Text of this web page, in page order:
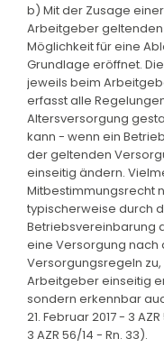
b) Mit der Zusage
Arbeitgeber
Möglichkeit für eine
Grundlage eröffnet.
jeweils beim
erfasst alle
Altersversorgung
kann - wenn ein
der geltenden
einseitig ändern.
Mitbestimmungsrecht
typischerweise durch
Betriebsvereinbarung
eine Versorgung nach
Versorgungsregeln
Arbeitgeber einseitig
sondern erkennbar
21. Februar 2017 - 3
3 AZR 56/14 - Rn. 33).